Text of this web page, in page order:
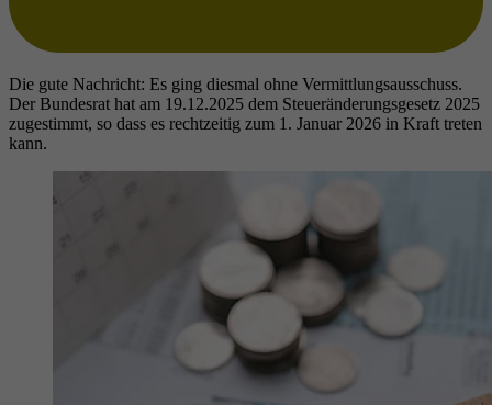
Die gute Nachricht: Es ging diesmal ohne Vermittlungsausschuss.
Der Bundesrat hat am 19.12.2025 dem Steueränderungsgesetz 2025
zugestimmt, so dass es rechtzeitig zum 1. Januar 2026 in Kraft treten
kann.